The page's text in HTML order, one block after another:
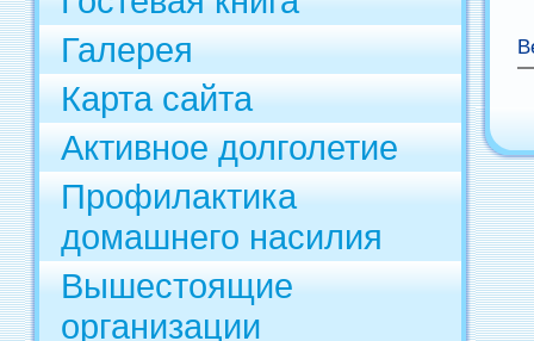
Галерея
Карта сайта
Активное долголетие
Профилактика
домашнего насилия
Вышестоящие
организации